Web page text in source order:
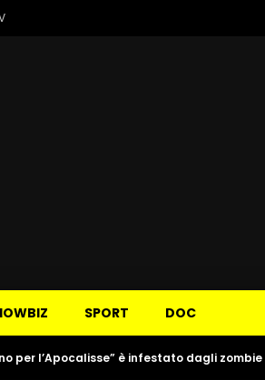
SPORT DOC
per l’Apocalisse” è infestato dagli zombie